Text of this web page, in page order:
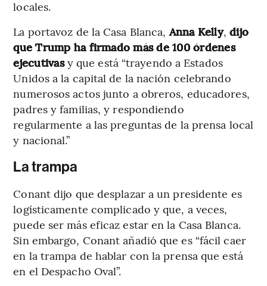
locales.
La portavoz de la Casa Blanca,Anna Kelly,dijo
que Trump ha firmado más de 100 órdenes
ejecutivasy que está “trayendo a Estados
Unidos a la capital de la nación celebrando
numerosos actos junto a obreros, educadores,
padres y familias, y respondiendo
regularmente a las preguntas de la prensa local
y nacional.”
La trampa
Conant dijo que desplazar a un presidente es
logísticamente complicado y que, a veces,
puede ser más eficaz estar en la Casa Blanca.
Sin embargo, Conant añadió que es “fácil caer
en la trampa de hablar con la prensa que está
en el Despacho Oval”.